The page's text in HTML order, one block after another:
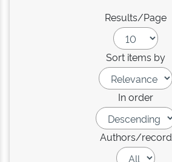
Results/Page
Sort items by
In order
Authors/record